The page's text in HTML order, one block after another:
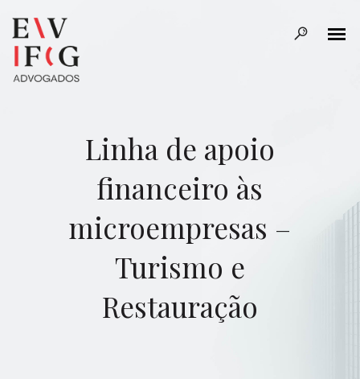
Linha de apoio
financeiro às
microempresas –
Turismo e
Restauração